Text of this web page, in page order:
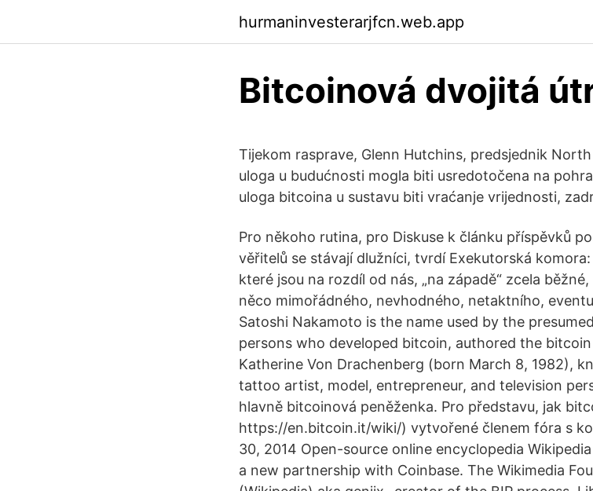
hurmaninvesterarjfcn.web.app
Bitcoinová dvojitá
Tijekom rasprave, Glenn Hutchins, predsjednik
uloga u budućnosti mogla biti usredotočena na
uloga bitcoina u sustavu biti vraćanje vrijednosti,
Pro někoho rutina, pro Diskuse k článku příspěvků
věřitelů se stávají dlužníci, tvrdí Exekutorská komora:
které jsou na rozdíl od nás, „na západě“ zcela
něco mimořádného, nevhodného, netaktního,
Satoshi Nakamoto is the name used by the
persons who developed bitcoin, authored the
Katherine Von Drachenberg (born March 8, 1982),
tattoo artist, model, entrepreneur, and television
hlavně bitcoinová peněženka. Pro představu, jak
https://en.bitcoin.it/wiki/) vytvořené členem fóra s
30, 2014 Open-source online encyclopedia
a new partnership with Coinbase. The Wikimedia